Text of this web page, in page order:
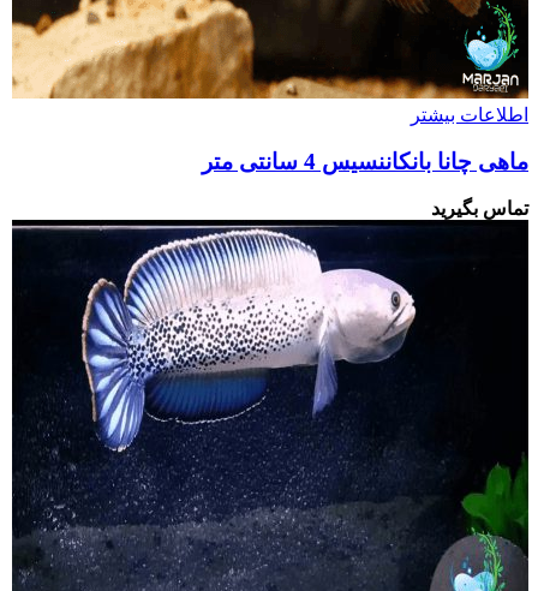
اطلاعات بیشتر
ماهی چانا بانکاننسیس 4 سانتی متر
تماس بگیرید